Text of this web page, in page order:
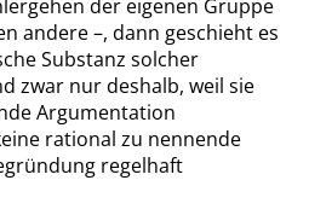
der eigenen Gruppe
andere –, dann geschieht es
Substanz solcher
zwar nur deshalb, weil sie
Argumentation
rational zu nennende
regelhaft